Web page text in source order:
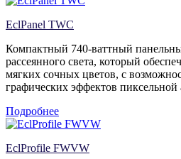
EclPanel TWC
Компактный 740-ваттный
рассеянного света, который
мягких сочных цветов, с
графических эффектов
Подробнее
EclProfile FWVW